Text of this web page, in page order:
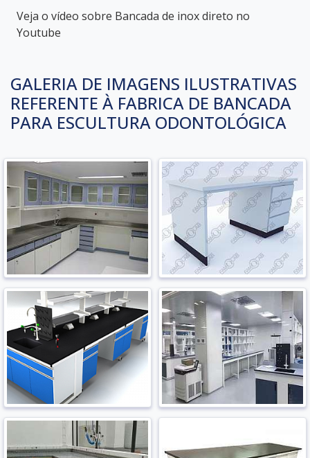
Veja o vídeo sobre Bancada de inox direto no
Youtube
GALERIA DE IMAGENS ILUSTRATIVAS
REFERENTE À FABRICA DE BANCADA
PARA ESCULTURA ODONTOLÓGICA